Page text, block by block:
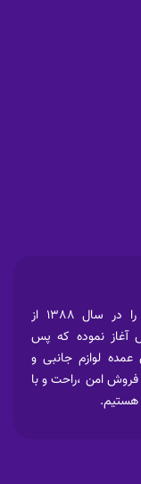
فروشگاه اینترنتی رستل ابتداء فعالیت خود را در سال 1388 از
آغاز نموده که پس
عمده لوازم جانبی و
جهت فروش امن ،راحت و با
هستیم.